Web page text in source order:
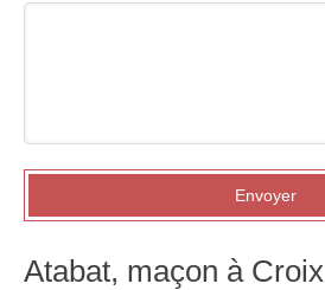
Envoyer
Atabat, maçon à Croix